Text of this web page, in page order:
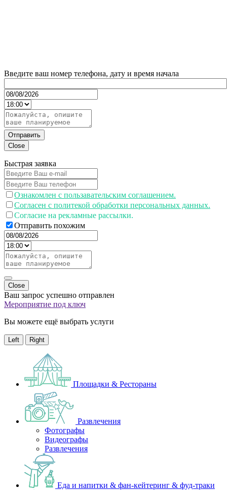
Введите ваш номер телефона, дату и время начала
Отправить
Close
Быстрая заявка
Ознакомлен с пользавательским соглашением.
Согласен с политекой обработки персональных данных.
Согласие на рекламные рассылки.
Отправить похожим
Close
Ваш запрос успешно отправлен
Мероприятие под ключ
Вы можете ещё выбрать услуги
Left Right
Площадки & Рестораны
Развлечения
Фотографы
Видеографы
Развлечения
Еда и напитки & фан-кейтеринг & фуд-траки